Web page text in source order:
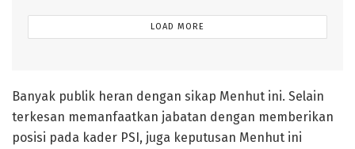
LOAD MORE
Banyak publik heran dengan sikap Menhut ini. Selain
terkesan memanfaatkan jabatan dengan memberikan
posisi pada kader PSI, juga keputusan Menhut ini